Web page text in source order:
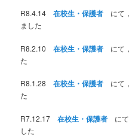
R8.4.14在校生・保護者 にて
ました
R8.2.10在校生・保護者 にて
た
R8.1.28在校生・保護者 にて
た
R7.12.17在校生・保護者 にて
した